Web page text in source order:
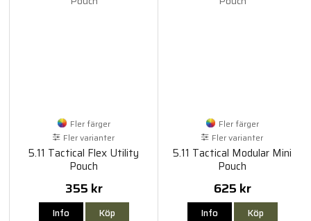
Fler färger
Fler varianter
5.11 Tactical Flex Utility
Pouch
355 kr
Info Köp
Fler färger
Fler varianter
5.11 Tactical Modular Mini
Pouch
625 kr
Info Köp